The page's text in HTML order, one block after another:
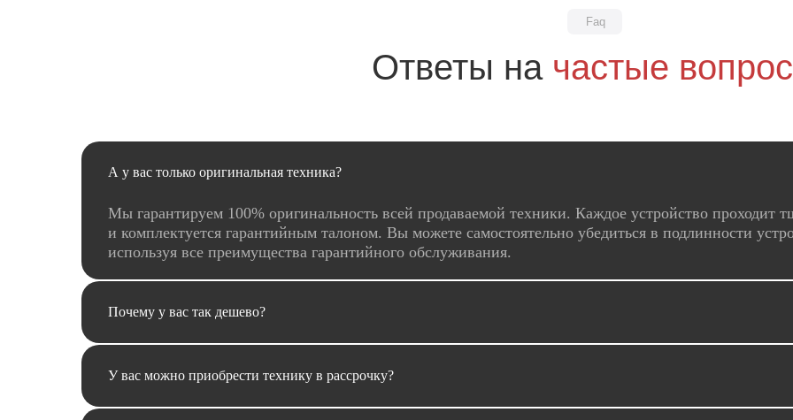
Ответы на частые
Faq
А у вас только оригинальная техника?
Мы гарантируем 100% оригинальность всей продаваемой техники. Каждое устройство проходит
и комплектуется гарантийным талоном. Вы можете самостоятельно убедиться в подлинности
используя все преимущества гарантийного обслуживания.
Почему у вас так дешево?
У вас можно приобрести технику в рассрочку?